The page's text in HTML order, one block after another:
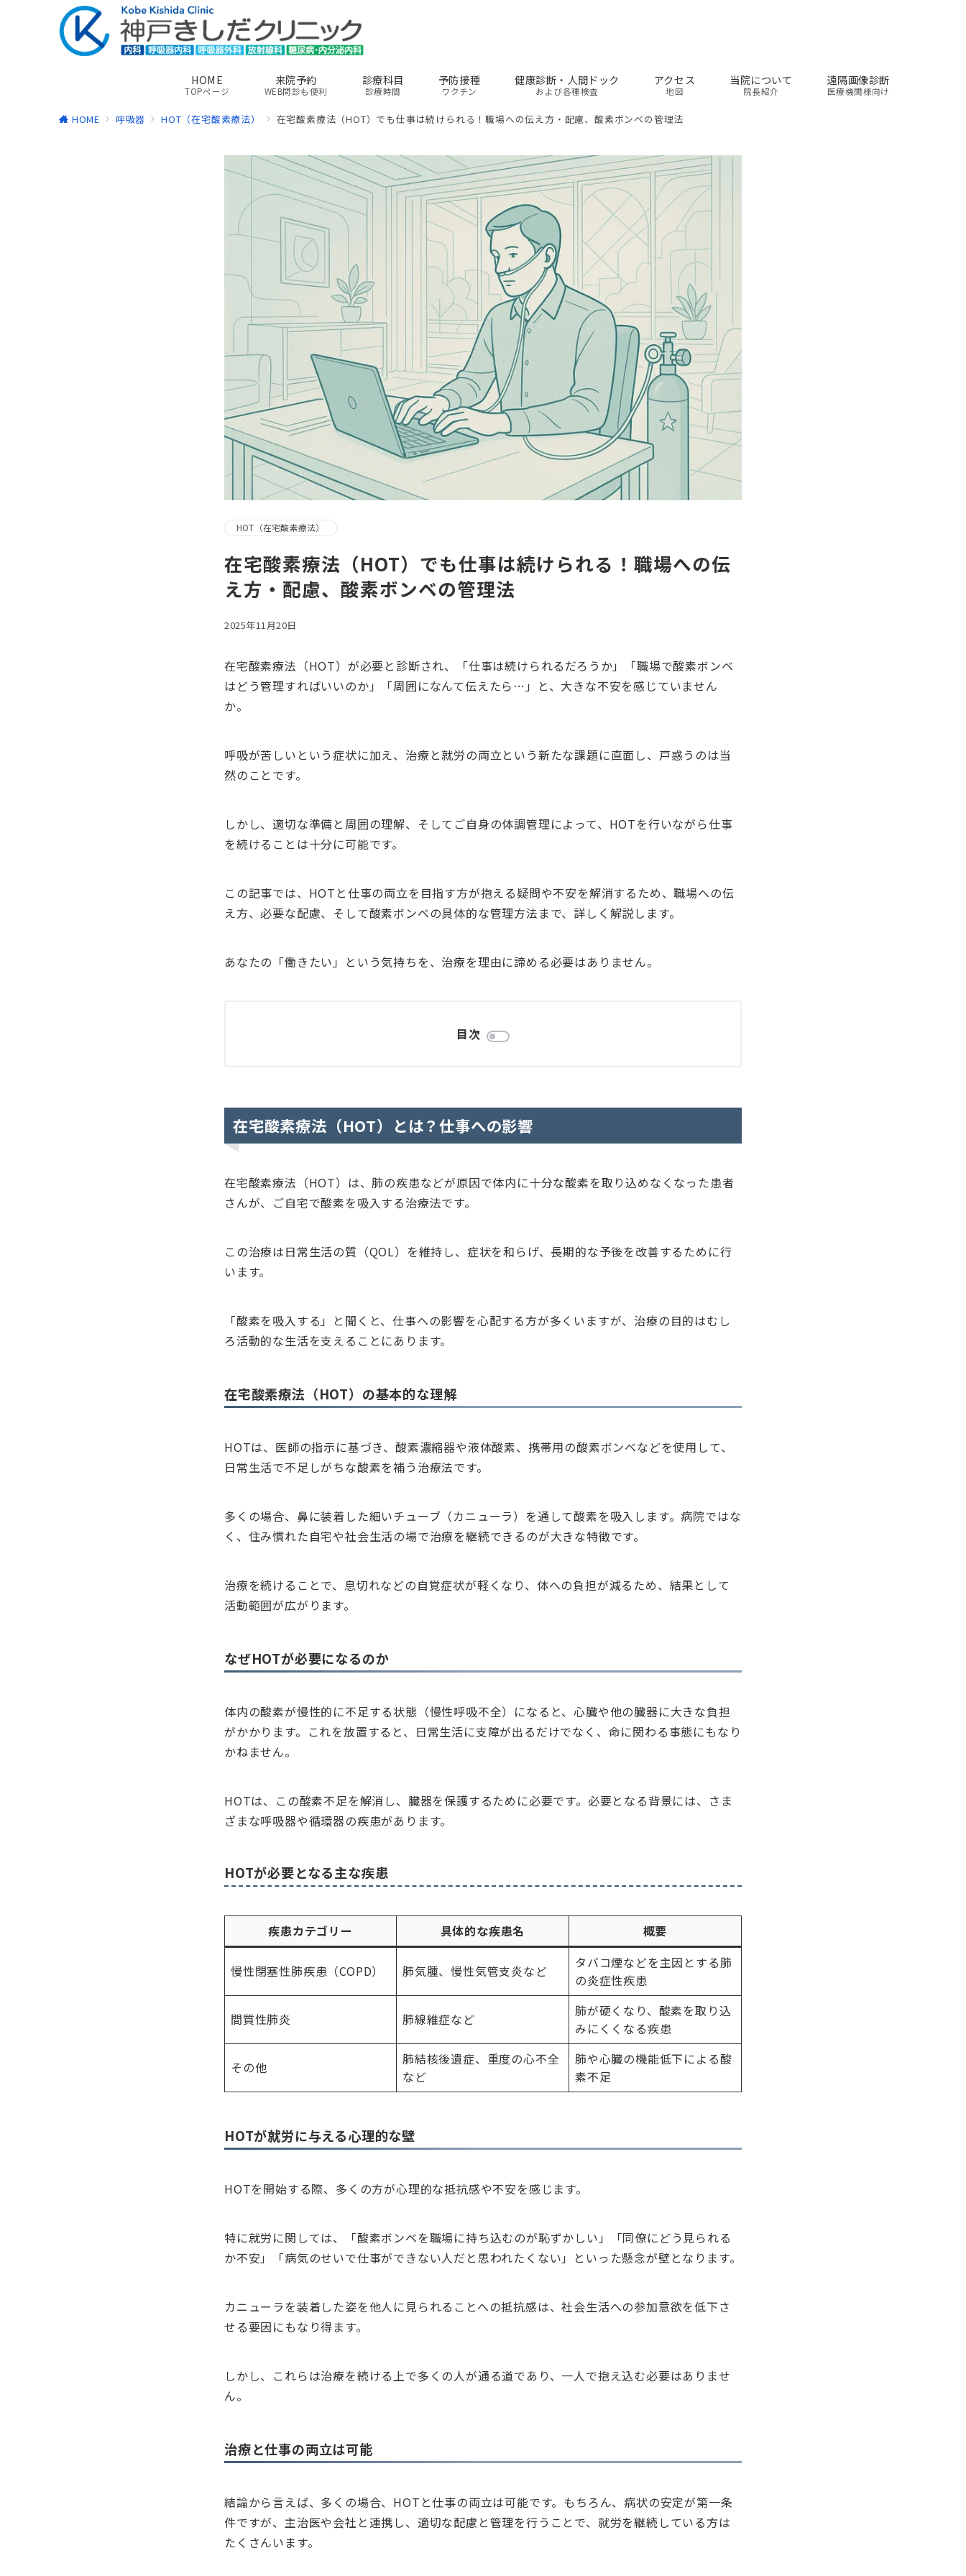
HOME
TOPページ
来院予約
WEB問診も便利
診療科目
診療時間
予防接種
ワクチン
健康診断・人間ドック
および各種検査
アクセス
地図
当院について
院長紹介
遠隔画像診断
医療機関様向け
HOME 呼吸器 HOT（在宅酸素療法） 在宅酸素療法（HOT）でも仕事は続けられる！職場への伝え方・配慮、酸素ボンベの管理法
HOT（在宅酸素療法）
在宅酸素療法（HOT）でも仕事は続けられる！職場への伝
え方・配慮、酸素ボンベの管理法
2025年11月20日
在宅酸素療法（HOT）が必要と診断され、「仕事は続けられるだろうか」「職場で酸素ボンベ
はどう管理すればいいのか」「周囲になんて伝えたら…」と、大きな不安を感じていません
か。
呼吸が苦しいという症状に加え、治療と就労の両立という新たな課題に直面し、戸惑うのは当
然のことです。
しかし、適切な準備と周囲の理解、そしてご自身の体調管理によって、HOTを行いながら仕事
を続けることは十分に可能です。
この記事では、HOTと仕事の両立を目指す方が抱える疑問や不安を解消するため、職場への伝
え方、必要な配慮、そして酸素ボンベの具体的な管理方法まで、詳しく解説します。
あなたの「働きたい」という気持ちを、治療を理由に諦める必要はありません。
目次
在宅酸素療法（HOT）とは？仕事への影響
在宅酸素療法（HOT）は、肺の疾患などが原因で体内に十分な酸素を取り込めなくなった患者
さんが、ご自宅で酸素を吸入する治療法です。
この治療は日常生活の質（QOL）を維持し、症状を和らげ、長期的な予後を改善するために行
います。
「酸素を吸入する」と聞くと、仕事への影響を心配する方が多くいますが、治療の目的はむし
ろ活動的な生活を支えることにあります。
在宅酸素療法（HOT）の基本的な理解
HOTは、医師の指示に基づき、酸素濃縮器や液体酸素、携帯用の酸素ボンベなどを使用して、
日常生活で不足しがちな酸素を補う治療法です。
多くの場合、鼻に装着した細いチューブ（カニューラ）を通して酸素を吸入します。病院ではな
く、住み慣れた自宅や社会生活の場で治療を継続できるのが大きな特徴です。
治療を続けることで、息切れなどの自覚症状が軽くなり、体への負担が減るため、結果として
活動範囲が広がります。
なぜHOTが必要になるのか
体内の酸素が慢性的に不足する状態（慢性呼吸不全）になると、心臓や他の臓器に大きな負担
がかかります。これを放置すると、日常生活に支障が出るだけでなく、命に関わる事態にもなり
かねません。
HOTは、この酸素不足を解消し、臓器を保護するために必要です。必要となる背景には、さま
ざまな呼吸器や循環器の疾患があります。
HOTが必要となる主な疾患
疾患カテゴリー 具体的な疾患名 概要
慢性閉塞性肺疾患（COPD） 肺気腫、慢性気管支炎など
タバコ煙などを主因とする肺
の炎症性疾患
間質性肺炎 肺線維症など
肺が硬くなり、酸素を取り込
みにくくなる疾患
その他
肺結核後遺症、重度の心不全
など
肺や心臓の機能低下による酸
素不足
HOTが就労に与える心理的な壁
HOTを開始する際、多くの方が心理的な抵抗感や不安を感じます。
特に就労に関しては、「酸素ボンベを職場に持ち込むのが恥ずかしい」「同僚にどう見られる
か不安」「病気のせいで仕事ができない人だと思われたくない」といった懸念が壁となります。
カニューラを装着した姿を他人に見られることへの抵抗感は、社会生活への参加意欲を低下さ
せる要因にもなり得ます。
しかし、これらは治療を続ける上で多くの人が通る道であり、一人で抱え込む必要はありませ
ん。
治療と仕事の両立は可能
結論から言えば、多くの場合、HOTと仕事の両立は可能です。もちろん、病状の安定が第一条
件ですが、主治医や会社と連携し、適切な配慮と管理を行うことで、就労を継続している方は
たくさんいます。